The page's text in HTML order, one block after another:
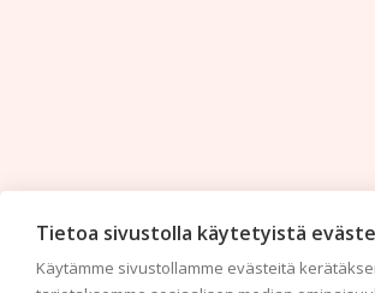
Tietoa sivustolla käytetyistä
Käytämme sivustollamme evästeitä